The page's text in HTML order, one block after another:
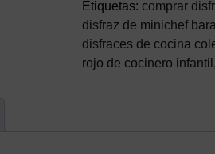
Traje
de
Mini
Etiquetas: comprar
disfraz de minichef
disfraces de cocina
rojo de cocinero infantil ,